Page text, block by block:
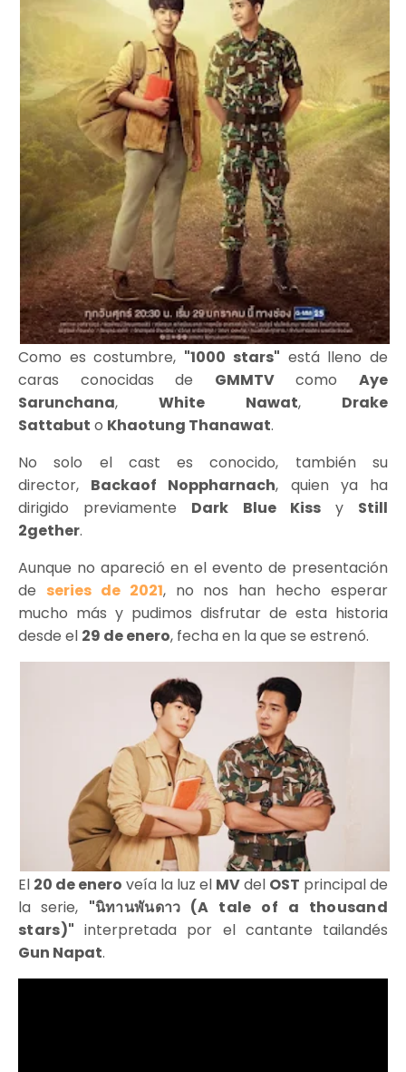
Como es costumbre, "1000 stars" está lleno de
caras conocidas de GMMTVcomoAye
Sarunchana,White Nawat, Drake
Sattabut o Khaotung Thanawat.
No solo el cast es conocido, también su
director, Backaof Noppharnach, quien ya ha
dirigido previamente Dark Blue Kissy Still
2gether.
Aunque no apareció en el evento de presentación
de series de 2021, no nos han hecho esperar
mucho más y pudimos disfrutar de esta historia
desde el 29 de enero, fecha en la que se estrenó.
El 20 de enero veía la luz el MVdel OST principal de
la serie, "นิทานพันดาว (A tale of a thousand
stars)" interpretada por el cantante tailandés
Gun Napat.